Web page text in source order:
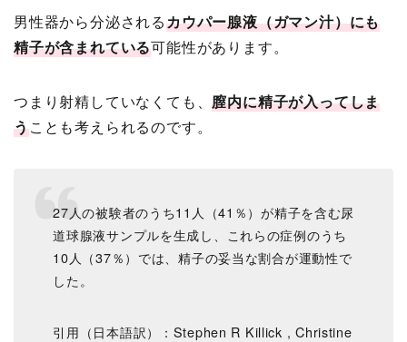
男性器から分泌されるカウパー腺液（ガマン汁）にも
精子が含まれている可能性があります。
つまり射精していなくても、膣内に精子が入ってしま
うことも考えられるのです。
27人の被験者のうち11人（41％）が精子を含む尿
道球腺液サンプルを生成し、これらの症例のうち
10人（37％）では、精子の妥当な割合が運動性で
した。
引用（日本語訳）：Stephen R Killick , Christine